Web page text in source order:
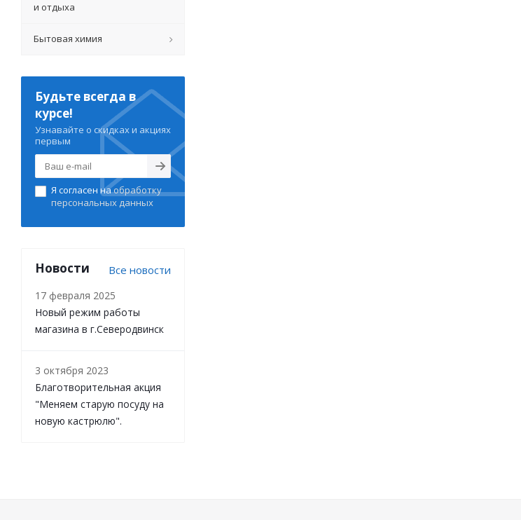
и отдыха
Бытовая химия
Будьте всегда в
курсе!
Узнавайте о скидках и акциях
первым
Я согласен наобработку
персональных данных
Новости Все новости
17 февраля 2025
Новый режим работы
магазина в г.Северодвинск
3 октября 2023
Благотворительная акция
"Меняем старую посуду на
новую кастрюлю".